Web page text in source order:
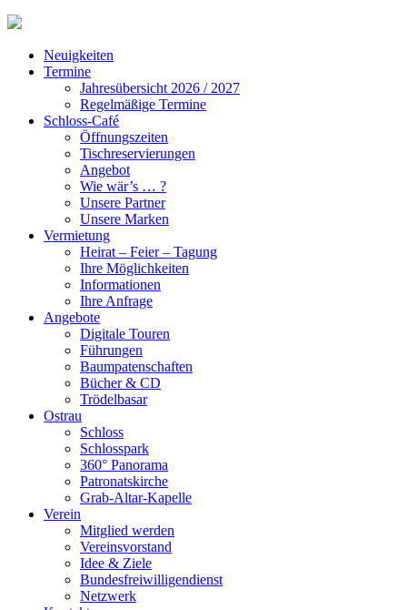
Neuigkeiten
Termine
Jahresübersicht 2026 / 2027
Regelmäßige Termine
Schloss-Café
Öffnungszeiten
Tischreservierungen
Angebot
Wie wär’s … ?
Unsere Partner
Unsere Marken
Vermietung
Heirat – Feier – Tagung
Ihre Möglichkeiten
Informationen
Ihre Anfrage
Angebote
Digitale Touren
Führungen
Baumpatenschaften
Bücher & CD
Trödelbasar
Ostrau
Schloss
Schlosspark
360° Panorama
Patronatskirche
Grab-Altar-Kapelle
Verein
Mitglied werden
Vereinsvorstand
Idee & Ziele
Bundesfreiwilligendienst
Netzwerk